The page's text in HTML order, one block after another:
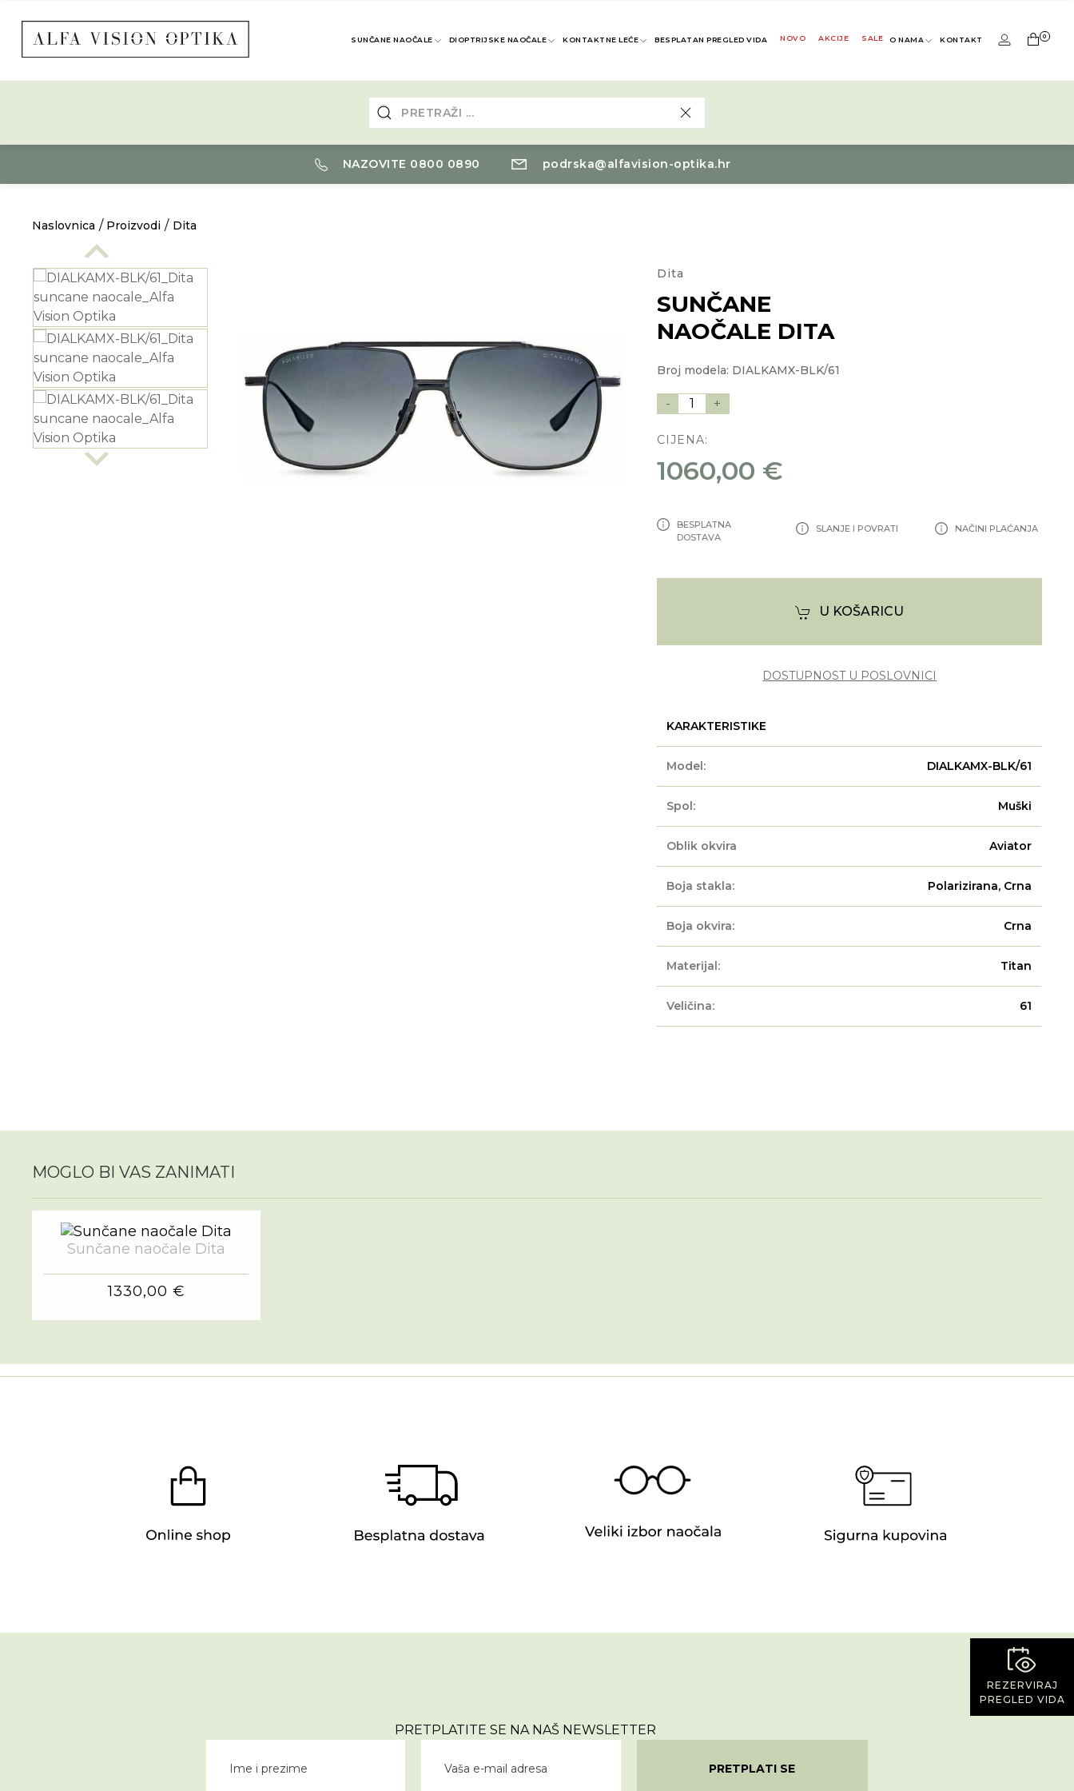
SUNČANE NAOČALE DIOPTRIJSKE NAOČALE KONTAKTNE LEĆE BESPLATAN PREGLED VIDA NOVO AKCIJE SALE O NAMA KONTAKT 0
NAZOVITE 0800 0890 podrska@alfavision-optika.hr
REZERVIRAJ
PREGLED VIDA
Naslovnica Proizvodi Dita
Dita
SUNČANE
NAOČALE DITA
Broj modela: DIALKAMX-BLK/61
- 1 +
CIJENA:
1060,00 €
BESPLATNA
DOSTAVA
SLANJE I POVRATI NAČINI PLAĆANJA
U KOŠARICU
DOSTUPNOST U POSLOVNICI
KARAKTERISTIKE
Model: DIALKAMX-BLK/61
Spol: Muški
Oblik okvira Aviator
Boja stakla: Polarizirana, Crna
Boja okvira: Crna
Materijal: Titan
Veličina: 61
MOGLO BI VAS ZANIMATI
Sunčane naočale Dita
1330,00 €
PRETPLATITE SE NA NAŠ NEWSLETTER
PRETPLATI SE